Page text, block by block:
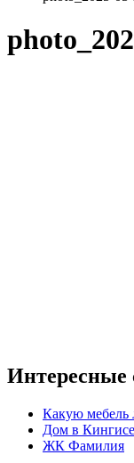
Интересные
Какую мебель
Дом в
ЖК Фамилия